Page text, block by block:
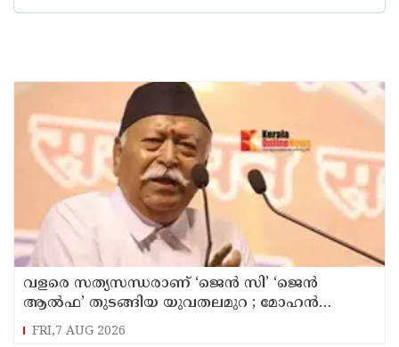
വളരെ സത്യസന്ധരാണ് ‘ജെൻ സി’ ‘ജെൻ
ആൽഫ’ തുടങ്ങിയ യുവതലമുറ ; മോഹൻ
ഭാഗവത്
FRI,7 AUG 2026